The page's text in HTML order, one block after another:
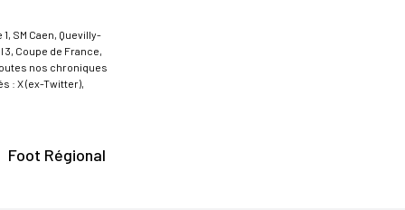
SM Caen, Quevilly-
3, Coupe de France,
nos chroniques
: X (ex-Twitter),
Foot Régional